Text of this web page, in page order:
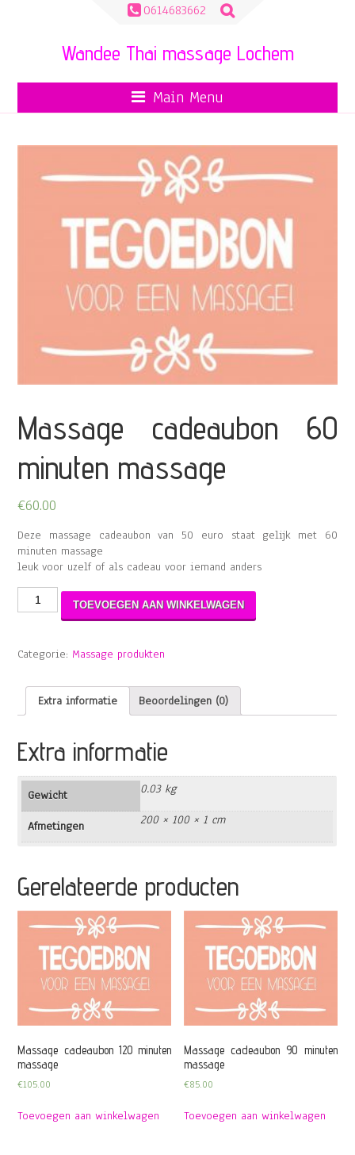
0614683662
Zoeken
naar:
Wandee Thai massage Lochem
Main Menu
Massage cadeaubon 60
minuten massage
€60.00
Deze massage cadeaubon van 50 euro staat gelijk met 60
minuten massage
leuk voor uzelf of als cadeau voor iemand anders
Massage
cadeaubon
massage
TOEVOEGEN AAN WINKELWAGEN
Categorie: Massage produkten
Extra informatie Beoordelingen (0)
Extra informatie
Gewicht 0.03 kg
Afmetingen 200 × 100 × 1 cm
Gerelateerde producten
Massage cadeaubon 120 minuten
massage
€105.00
Toevoegen aan winkelwagen
Massage cadeaubon 90 minuten
massage
€85.00
Toevoegen aan winkelwagen